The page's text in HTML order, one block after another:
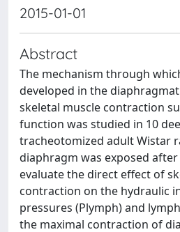
2015-01-01
Abstract
The mechanism through
developed in the
skeletal muscle contraction
function was studied in 10
tracheotomized adult Wistar
diaphragm was exposed
evaluate the direct effect of
contraction on the hydraulic
pressures (Plymph) and
the maximal contraction of